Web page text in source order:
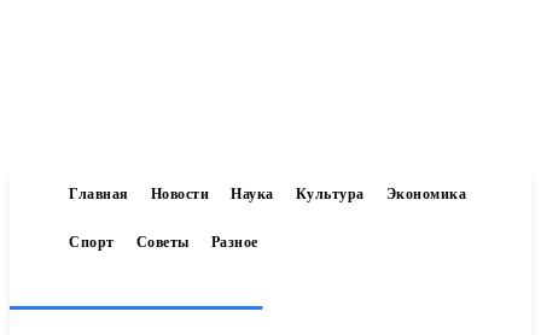
Главная Новости Наука Культура Экономика
Спорт Советы Разное